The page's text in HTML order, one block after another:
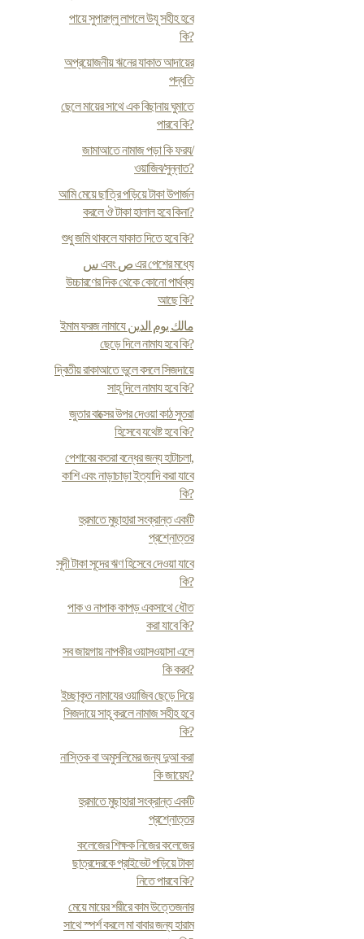
পায়ে সুপারগ্লু লাগলে উযূ সহীহ হবে
কি?
অপ্রয়োজনীয় ঋনের যাকাত আদায়ের
পদ্ধতি
ছেলে মায়ের সাথে এক বিছানায় ঘুমাতে
পারবে কি?
জামাআতে নামাজ পড়া কি ফরয/
ওয়াজিব/সুন্নাত?
আমি মেয়ে ছাত্রি পড়িয়ে টাকা উপার্জন
করলে ঔ টাকা হালাল হবে কিনা?
শুধু জমি থাকলে যাকাত দিতে হবে কি?
س এবং ص এর পেশের মধ্যে
উচ্চারণের দিক থেকে কোনো পার্থক্য
আছে কি?
ইমাম ফরজ নামাযে مالك يوم الدين
ছেড়ে দিলে নামায হবে কি?
দ্বিতীয় রাকাআতে ভুলে বসলে সিজদায়ে
সাহূ দিলে নামায হবে কি?
জুতার বাক্সের উপর দেওয়া কাঠ সুতরা
হিসেবে যথেষ্ট হবে কি?
পেশাবের কতরা বন্ধের জন্য হাটাচলা,
কাশি এবং নাড়াচাড়া ইত্যাদি করা যাবে
কি?
হুরমাতে মুছাহারা সংক্রান্ত একটি
প্রশ্নোত্তর
সূদী টাকা সূদের ঋণ হিসেবে দেওয়া যাবে
কি?
পাক ও নাপাক কাপড় একসাথে ধৌত
করা যাবে কি?
সব জায়গায় নাপকীর ওয়াসওয়াসা এলে
কি করব?
ইচ্ছাকৃত নামাযের ওয়াজিব ছেড়ে দিয়ে
সিজদায়ে সাহূ করলে নামাজ সহীহ হবে
কি?
নাস্তিক বা অমুসলিমের জন্য দুআ করা
কি জায়েয?
হুরমাতে মুছাহারা সংক্রান্ত একটি
প্রশ্নোত্তর
কলেজের শিক্ষক নিজের কলেজের
ছাত্রদেরকে প্রাইভেট পড়িয়ে টাকা
নিতে পারবে কি?
মেয়ে মায়ের শরীরে কাম উত্তেজনার
সাথে স্পর্শ করলে মা বাবার জন্য হারাম